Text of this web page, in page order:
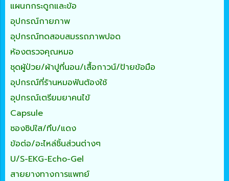
แผนกกระดูกและข้อ
อุปกรณ์กายภาพ
อุปกรณ์ทดสอบสมรรถภาพปอด
ห้องตรวจคุณหมอ
ชุดผู้ป่วย/ผ้าปูที่นอน/เสื้อกาวน์/ป้ายข้อมือ
อุปกรณ์ที่ร้านหมอฟันต้องใช้
อุปกรณ์เตรียมยาคนไข้
Capsule
ซองซิปใส/ทึบ/แดง
ข้อต่อ/อะไหล่ชิ้นส่วนต่างๆ
U/S-EKG-Echo-Gel
สายยางทางการแพทย์